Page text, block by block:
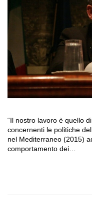
“Il nostro lavoro è quello
concernenti le politiche
nel Mediterraneo (2015)
comportamento dei…